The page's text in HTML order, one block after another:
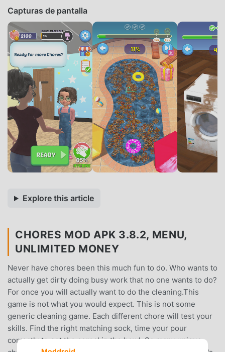
Capturas de pantalla
Explore this article
CHORES MOD APK 3.8.2, MENU,
UNLIMITED MONEY
Never have chores been this much fun to do. Who wants to
actually get dirty doing busy work that no one wants to do?
For once you will actually want to do the cleaning.This
game is not what you would expect. This is not some
generic cleaning game. Each different chore will test your
skills. Find the right matching sock, time your pour
correctly to get the cereal in the bowl. So many unique